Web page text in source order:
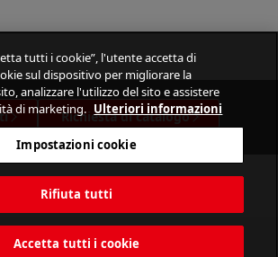
Richiesta di catalogo
CORPORATION. All Rights Reserved.
tutti i cookie”, l'utente accetta di
sul dispositivo per migliorare la
analizzare l'utilizzo del sito e assistere
di marketing. Ulteriori informazioni
Impostazioni cookie
Rifiuta tutti
Accetta tutti i cookie